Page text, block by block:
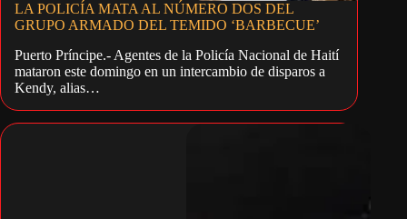
LA POLICÍA MATA AL NÚMERO DOS DEL
GRUPO ARMADO DEL TEMIDO ‘BARBECUE’
Puerto Príncipe.- Agentes de la Policía Nacional de Haití
mataron este domingo en un intercambio de disparos a
Kendy, alias…